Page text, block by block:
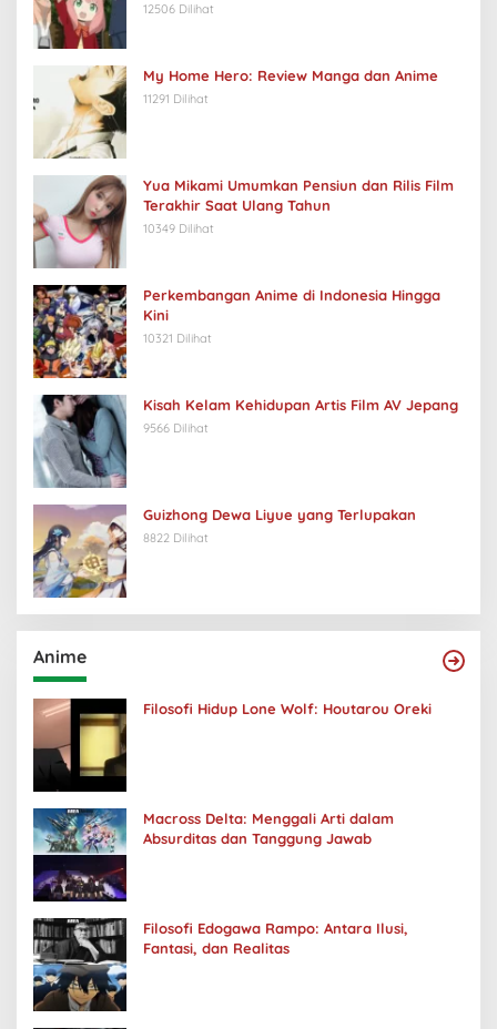
12506 Dilihat
My Home Hero: Review Manga dan Anime
11291 Dilihat
Yua Mikami Umumkan Pensiun dan Rilis Film
Terakhir Saat Ulang Tahun
10349 Dilihat
Perkembangan Anime di Indonesia Hingga
Kini
10321 Dilihat
Kisah Kelam Kehidupan Artis Film AV Jepang
9566 Dilihat
Guizhong Dewa Liyue yang Terlupakan
8822 Dilihat
Anime
Filosofi Hidup Lone Wolf: Houtarou Oreki
Macross Delta: Menggali Arti dalam
Absurditas dan Tanggung Jawab
Filosofi Edogawa Rampo: Antara Ilusi,
Fantasi, dan Realitas